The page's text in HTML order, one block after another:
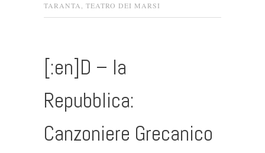
TARANTA, TEATRO DEI MARSI
[:en]D – la
Repubblica:
Canzoniere Grecanico